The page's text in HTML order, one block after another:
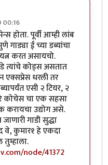
00:16
..byहेमंतकुमार
होता. पूर्वी आम्ही लांब
गाड्या ई च्या डब्यांचा
करत असायचो.
त्यांचे कोड्स असतात
एक्सप्रेस धरली तर
एसी २ टियर, २
कोचेस चा एक सहसा
करायचा उद्योग असे.
गाडी सुद्धा
वे, कुमार१ हे एकदा
node/41372